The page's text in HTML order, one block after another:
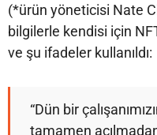
(*ürün yöneticisi Nate
bilgilerle kendisi için
ve şu ifadeler kullanıldı:
“Dün bir
tamamen